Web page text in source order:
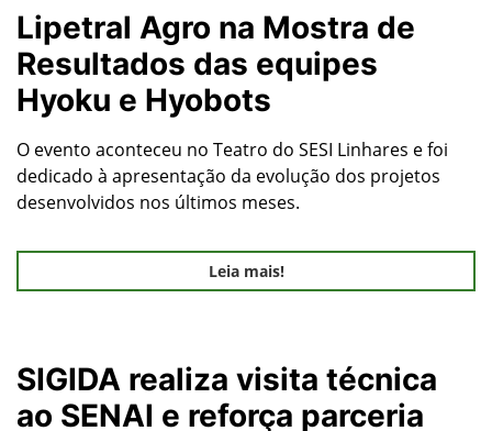
Lipetral Agro na Mostra de
Resultados das equipes
Hyoku e Hyobots
O evento aconteceu no Teatro do SESI Linhares e foi
dedicado à apresentação da evolução dos projetos
desenvolvidos nos últimos meses.
Leia mais!
SIGIDA realiza visita técnica
ao SENAI e reforça parceria